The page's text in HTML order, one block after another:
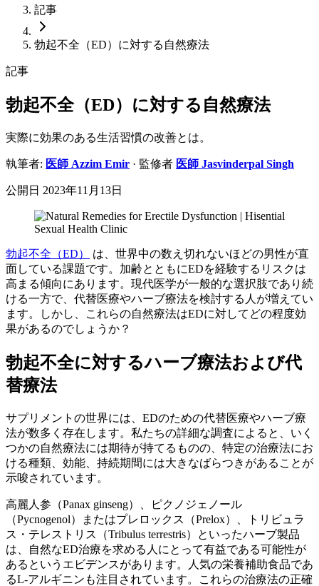
記事
勃起不全（ED）に対する自然療法
記事
勃起不全（ED）に対する自然療法
実際に効果のある生活習慣の改善とは。
執筆者: 医師 Azzim Emir · 監修者 医師 Jasvinderpal Singh
公開日 2023年11月13日
勃起不全（ED）
は、世界中の数え切れないほどの男性が直
面している課題です。加齢とともにEDを経験するリスクは
高まる傾向にあります。現代医学が一般的な選択肢であり続
ける一方で、代替医療やハーブ療法を検討する人が増えてい
ます。しかし、これらの自然療法はEDに対してどの程度効
果があるのでしょうか？
勃起不全に対するハーブ療法および代
替療法
サプリメントの世界には、EDのための代替医療やハーブ療
法が数多く存在します。私たちの詳細な調査によると、いく
つかの自然療法には期待が持てるものの、特定の治療法にお
ける種類、効能、持続期間には大きなばらつきがあることが
示唆されています。
高麗人参（Panax ginseng）、ピクノジェノール
（Pycnogenol）またはプレロックス（Prelox）、トリビュラ
ス・テレストリス（Tribulus terrestris）といったハーブ製品
は、自然なED治療を求める人にとって有益である可能性が
あるというエビデンスがあります。人気の栄養補助食品であ
るL-アルギニンも注目されています。これらの治療法の正確